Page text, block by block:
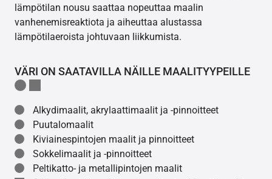
lämpötilan nousu saattaa nopeuttaa maalin
vanhenemisreaktiota ja aiheuttaa alustassa
lämpötilaeroista johtuvaan liikkumista.
VÄRI ON SAATAVILLA NÄILLE MAALITYYPEILLE
Alkydimaalit, akrylaattimaalit ja -pinnoitteet
Puutalomaalit
Kiviainespintojen maalit ja pinnoitteet
Sokkelimaalit ja -pinnoitteet
Peltikatto- ja metallipintojen maalit